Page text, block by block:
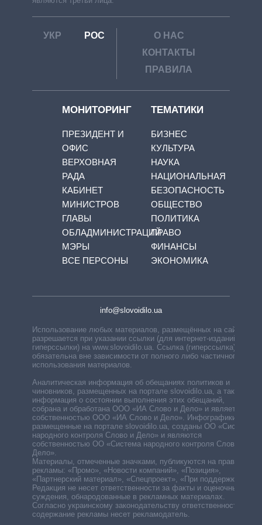
УКР РОС
О НАС
КОНТАКТЫ
ПРАВИЛА
МОНИТОРИНГ
ПРЕЗИДЕНТ И
ОФИС
ВЕРХОВНАЯ
РАДА
КАБИНЕТ
МИНИСТРОВ
ГЛАВЫ
ОБЛАДМИНИСТРАЦИЙ
МЭРЫ
ВСЕ ПЕРСОНЫ
ТЕМАТИКИ
БИЗНЕС
КУЛЬТУРА
НАУКА
НАЦИОНАЛЬНАЯ
БЕЗОПАСНОСТЬ
ОБЩЕСТВО
ПОЛИТИКА
ПРАВО
ФИНАНСЫ
ЭКОНОМИКА
info@slovoidilo.ua
Использование любых материалов, размещённых на сайте,
разрешается при указании ссылки (для интернет-изданий —
гиперссылки) на www.slovoidilo.ua. Ссылка (гиперссылка)
обязательна вне зависимости от полного либо частичного
использования материалов.
Аналитическая информация об обещаниях политиков и
чиновников, размещенных на портале slovoidilo.ua, а также
информация о состоянии выполнения этих обещаний,
собрана и обработана ООО «ИА Слово и Дело» и является
собственностью ООО «ИА Слово и Дело». Инфографики,
размещенные на портале slovoidilo.ua, созданы ОО «Система
народного контроля Слово и Дело» и являются
собственностью ОО «Система народного контроля Слово и
Дело».
Материалы, отмеченные значками, публикуются на правах
рекламы: «Промо», «Новости компаний», «Позиция»,
«Партнерский материал», «Спецпроект», «При поддержке».
Редакция не несет ответственности за факты и оценочные
суждения, обнародованные в рекламных материалах.
Согласно украинскому законодательству ответственность за
содержание рекламы несет рекламодатель.